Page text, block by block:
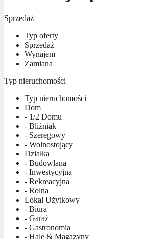
Sprzedaż
Typ oferty
Sprzedaż
Wynajem
Zamiana
Typ nieruchomości
Typ nieruchomości
Dom
- 1/2 Domu
- Bliźniak
- Szeregowy
- Wolnostojący
Działka
- Budowlana
- Inwestycyjna
- Rekreacyjna
- Rolna
Lokal Użytkowy
- Biura
- Garaż
- Gastronomia
- Hale & Magazyny